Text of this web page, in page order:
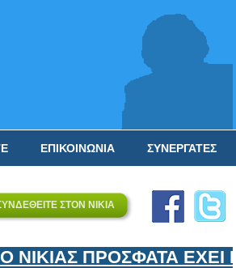
ΣΥΝΕΡΓΑΤΕΣ
ΕΠΙΚΟΙΝΩΝΙΑ
ΣΤΟΝ ΝΙΚΙΑ
ΠΡΟΣΦΑΤΑ ΕΧΕΙ